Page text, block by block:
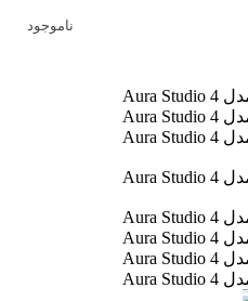
ناموجود